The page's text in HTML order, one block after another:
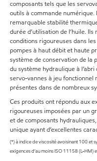
composants tels que les
outils à commande
remarquable stabilité
durée d’utilisation de l’huile.
conditions rigoureuses dans
pompes à haut débit et haute
système de conservation de la
du système hydraulique à
servo-vannes à jeu fonctionnel
présentes dans de nombreux
Ces produits ont répondu aux
rigoureuses imposées par un
et de composants
unique ayant d’excellentes
(*) à indice de viscosité avoisinant 100 et
exigences d’au moins ISO 11158 (L-